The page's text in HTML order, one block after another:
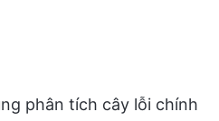
phân tích cây lỗi chính